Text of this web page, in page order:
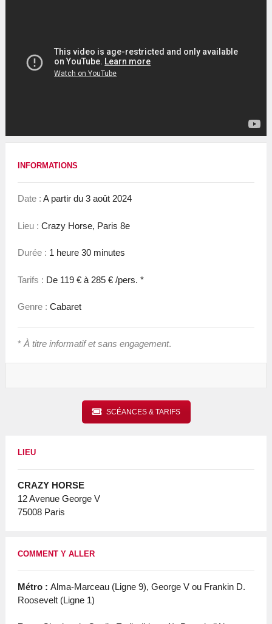
INFORMATIONS
Date : A partir du 3 août 2024
Lieu : Crazy Horse, Paris 8e
Durée : 1 heure 30 minutes
Tarifs : De 119 € à 285 € /pers. *
Genre : Cabaret
* À titre informatif et sans engagement.
SCÉANCES & TARIFS
LIEU
CRAZY HORSE
12 Avenue George V
75008 Paris
COMMENT Y ALLER
Métro : Alma-Marceau (Ligne 9), George V ou Frankin D.
Roosevelt (Ligne 1)